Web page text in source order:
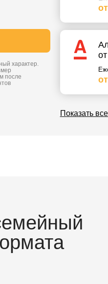
характер.
после
от
Показать